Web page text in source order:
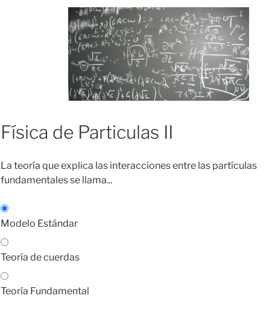
Física de Particulas II
La teoría que explica las interacciones entre las partículas
fundamentales se llama...
Modelo Estándar
Teoría de cuerdas
Teoría Fundamental